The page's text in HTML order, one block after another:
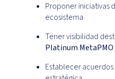
Proponer iniciativas
ecosistema
Tener visibilidad
Platinum MetaPMO
Establecer